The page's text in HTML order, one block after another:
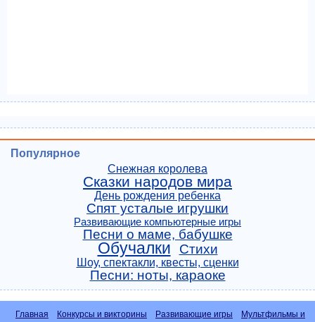
Популярное
Снежная королева
Сказки народов мира
День рождения ребенка
Спят усталые игрушки
Развивающие компьютерные игры
Песни о маме, бабушке
Обучалки Стихи
Шоу, спектакли, квесты, сценки
Песни: ноты, караоке
Главная Конкурсы и викторины Развивающие игры
Мультфильмы и